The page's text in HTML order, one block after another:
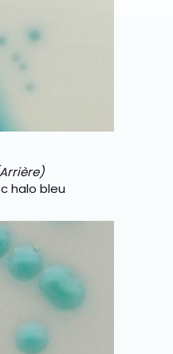
halo bleu
image"
wp-
11/calbicans.png"
Candida plus
Candida
/>